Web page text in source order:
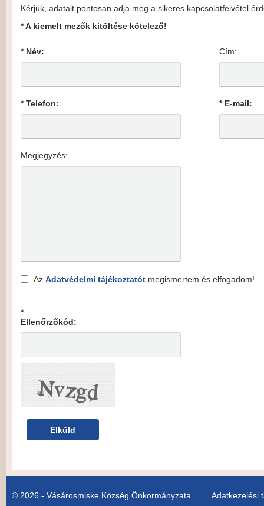
Kérjük, adatait pontosan adja meg a sikeres kapcsolatfelvétel
* A kiemelt mezők kitöltése kötelező!
* Név: Cím:
* Telefon: * E-mail:
Megjegyzés:
Az Adatvédelmi tájékoztatót megismertem és elfogadom!
*
Ellenőrzőkód:
© 2026 - Vásárosmiske Község Önkormányzata Adatkezelési